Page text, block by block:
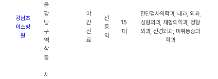
강남초
이스병
원
울
강
남
구
역
삼
동
-
야
간
진
료
선
릉
역
15
대
진단검사의학과, 내과, 외과,
성형외과, 재활의학과, 정형
외과, 신경외과, 마취통증의
학과
서